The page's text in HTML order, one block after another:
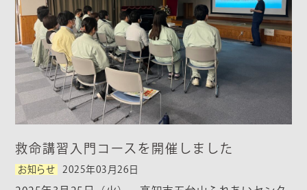
救命講習入門コースを開催しました
お知らせ 2025年03月26日